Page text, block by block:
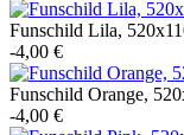
Funschild Lila,
-4,00 €
Funschild Orange,
-4,00 €